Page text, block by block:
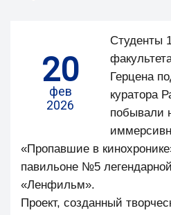
20
фев
2026
Студенты
Герцена
куратора
побывали
«Пропавшие в
павильоне №5
«Ленфильм».
Проект, созданный